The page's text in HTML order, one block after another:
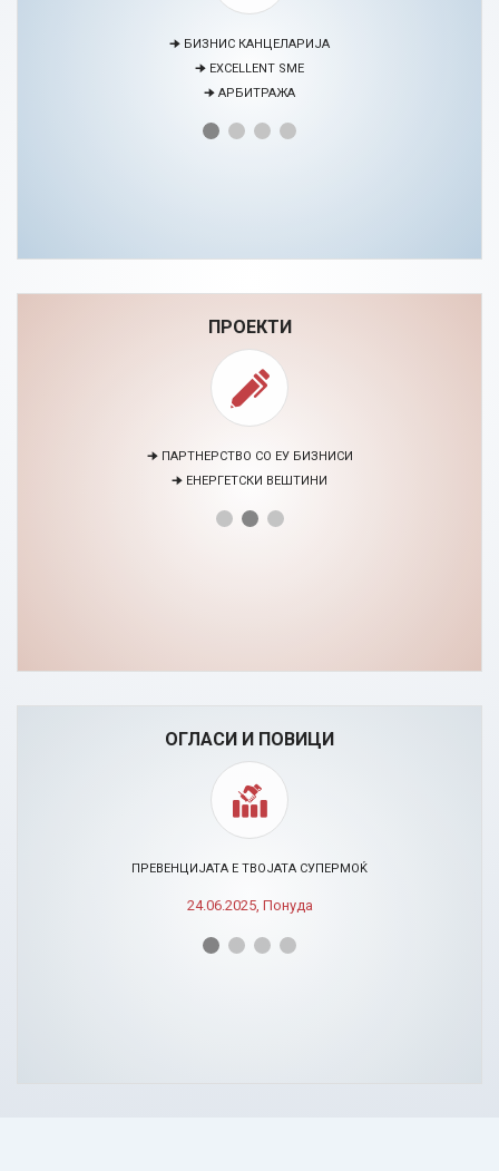
🠊 МЕДИЈАЦИЈА
🠊 ПРОЕКТИ
🠊 ЦЕНТАР ЗА ЕДУКАЦИЈА И РАЗВОЈ НА ЧОВЕЧКИ РЕСУРСИ
ПРОЕКТИ
🠊 ПАРТНЕРСТВО СО ЕУ БИЗНИСИ
🠊 ЕНЕРГЕТСКИ ВЕШТИНИ
ОГЛАСИ И ПОВИЦИ
ПРЕВЕНЦИЈАТА Е ТВОЈАТА СУПЕРМОЌ
24.06.2025, Понуда